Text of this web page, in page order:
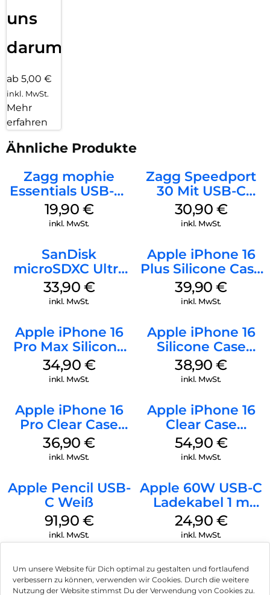
Um unsere Website für Dich optimal zu gestalten und fortlaufend
verbessern zu können, verwenden wir Cookies. Durch die weitere
Nutzung der Website stimmst Du der Verwendung von Cookies zu.
uns
darum!
ab 5,00 €
inkl. MwSt.
Mehr
erfahren
Ähnliche Produkte
Zagg mophie
Essentials USB-C-
20W Charger PD
Weiß
19,90 €
inkl. MwSt.
Zagg Speedport
30 Mit USB-C
Kabel Weiß
30,90 €
inkl. MwSt.
SanDisk
microSDXC Ultra
128 GB + Adapter
Mobile
33,90 €
inkl. MwSt.
Apple iPhone 16
Plus Silicone Case
MagSafe Plum
39,90€
inkl. MwSt.
Apple iPhone 16
Pro Max Silicone
Case MagSafe
Denim
34,90 €
inkl. MwSt.
Apple iPhone 16
Silicone Case
MagSafe
Ultramarine
38,90€
inkl. MwSt.
Apple iPhone 16
Pro Clear Case
MagSafe
Transparent
36,90€
inkl. MwSt.
Apple iPhone 16
Clear Case
MagSafe
Transparent
54,90 €
inkl. MwSt.
Apple Pencil USB-
C Weiß
91,90 €
inkl. MwSt.
Apple 60W USB-C
Ladekabel 1 m
Weiß
24,90 €
inkl. MwSt.